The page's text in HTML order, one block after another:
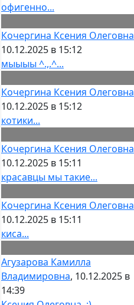
офигенно...
Кочергина Ксения Олеговна
10.12.2025 в 15:12
мыыыы ^.,.^...
Кочергина Ксения Олеговна
10.12.2025 в 15:12
котики...
Кочергина Ксения Олеговна
10.12.2025 в 15:11
красавцы мы такие...
Кочергина Ксения Олеговна
10.12.2025 в 15:11
киса...
Агузарова Камилла
Владимировна, 10.12.2025 в
14:39